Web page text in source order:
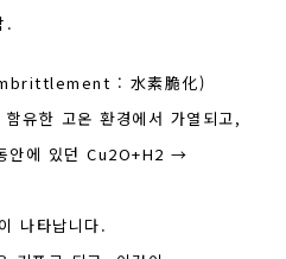
.
: 水素脆化)
유한 고온 환경에서 가열되고,
안에 있던 Cu2O+H2 →
나타납니다.